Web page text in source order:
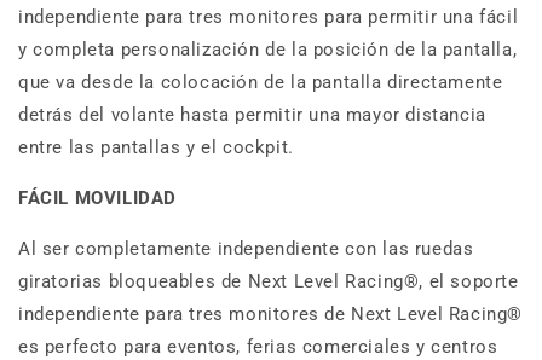
independiente para tres monitores para permitir una fácil
y completa personalización de la posición de la pantalla,
que va desde la colocación de la pantalla directamente
detrás del volante hasta permitir una mayor distancia
entre las pantallas y el cockpit.
FÁCIL MOVILIDAD
Al ser completamente independiente con las ruedas
giratorias bloqueables de Next Level Racing®, el soporte
independiente para tres monitores de Next Level Racing®
es perfecto para eventos, ferias comerciales y centros